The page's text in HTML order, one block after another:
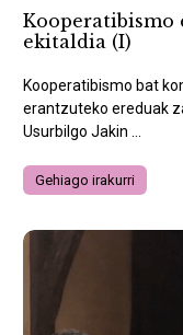
Kooperatibismo
ekitaldia (I)
Kooperatibismo bat
erantzuteko ereduak
Usurbilgo Jakin ...
Gehiago irakurri